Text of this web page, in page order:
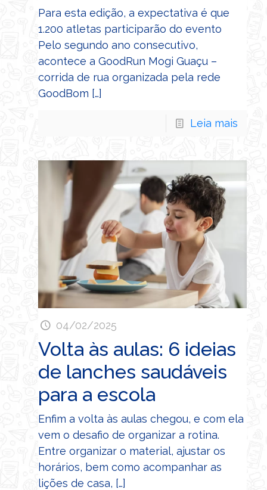
Para esta edição, a expectativa é que
1.200 atletas participarão do evento
Pelo segundo ano consecutivo,
acontece a GoodRun Mogi Guaçu –
corrida de rua organizada pela rede
GoodBom […]
Leia mais
04/02/2025
Volta às aulas: 6 ideias
de lanches saudáveis
para a escola
Enfim a volta às aulas chegou, e com ela
vem o desafio de organizar a rotina.
Entre organizar o material, ajustar os
horários, bem como acompanhar as
lições de casa, […]